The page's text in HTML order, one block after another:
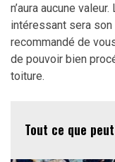
n’aura aucune
intéressant sera
recommandé de
de pouvoir bien
toiture.
Tout ce que